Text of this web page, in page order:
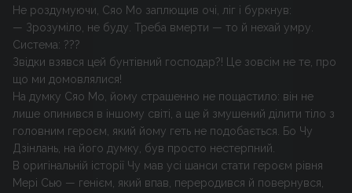
Не роздумуючи, Сяо Мо заплющив очі, ліг і буркнув:
— Зрозуміло, не буду. Треба вмерти — то й нехай умру.
Система: ???
Звідки взявся цей бунтівний господар?! Це зовсім не те, про
що ми домовлялися!
На думку Сяо Мо, йому страшенно не пощастило: він не
лише опинився в іншому світі, а ще й змушений ділити тіло з
головним героєм, який йому геть не подобається. Бо Чу
Дзінлань, на його думку, був просто нестерпний.
В оригінальній історії Чу мав усі шанси стати героєм рівня
Мері Сью — генієм, який впав, переродився й повернувся,